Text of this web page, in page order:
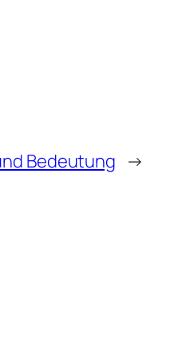
Bedeutung →